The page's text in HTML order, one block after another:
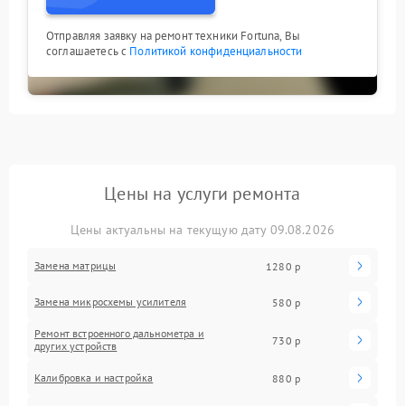
Отправляя заявку на ремонт техники Fortuna, Вы
соглашаетесь с Политикой конфиденциальности
Цены на услуги ремонта
Цены актуальны на текущую дату 09.08.2026
Замена матрицы 1280 р
Замена микросхемы усилителя 580 р
Ремонт встроенного дальнометра и
других устройств
730 р
Калибровка и настройка 880 р